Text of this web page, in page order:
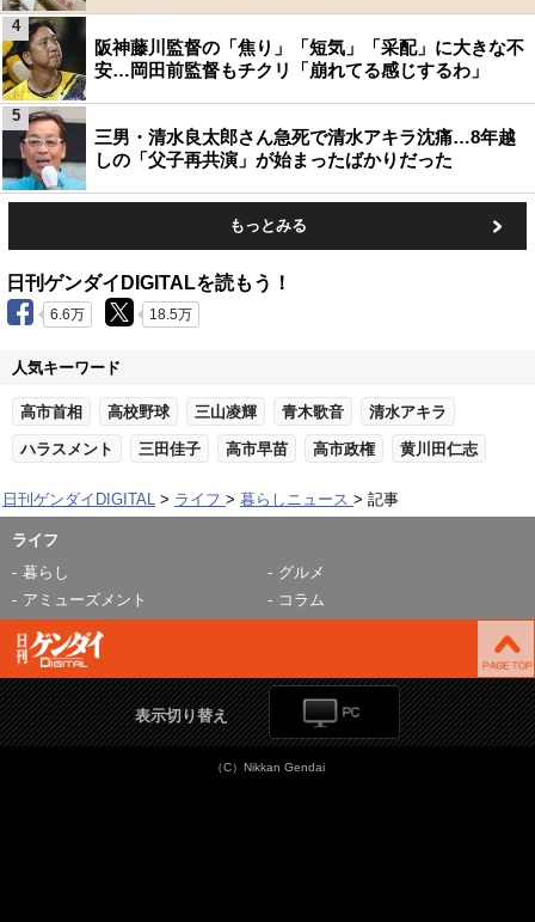
阪神藤川監督の「焦り」「短気」「采配」に大きな不
安…岡田前監督もチクリ「崩れてる感じするわ」
4
三男・清水良太郎さん急死で清水アキラ沈痛…8年越
しの「父子再共演」が始まったばかりだった
5
もっとみる
日刊ゲンダイDIGITALを読もう！
6.6万 18.5万
人気キーワード
高市首相 高校野球 三山凌輝 青木歌音 清水アキラ
ハラスメント 三田佳子 高市早苗 高市政権 黄川田仁志
日刊ゲンダイDIGITAL ライフ 暮らしニュース 記事
ライフ
暮らし
グルメ
アミューズメント
コラム
表示切り替え
（C）Nikkan Gendai